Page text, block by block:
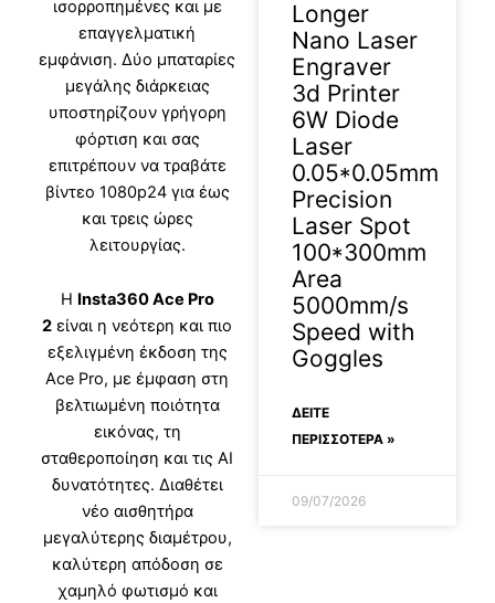
ισορροπημένες και με
επαγγελματική
εμφάνιση. Δύο μπαταρίες
μεγάλης διάρκειας
υποστηρίζουν γρήγορη
φόρτιση και σας
επιτρέπουν να τραβάτε
βίντεο 1080p24 για έως
και τρεις ώρες
λειτουργίας.
Η Insta360 Ace Pro
2 είναι η νεότερη και πιο
εξελιγμένη έκδοση της
Ace Pro, με έμφαση στη
βελτιωμένη ποιότητα
εικόνας, τη
σταθεροποίηση και τις AI
δυνατότητες. Διαθέτει
νέο αισθητήρα
μεγαλύτερης διαμέτρου,
καλύτερη απόδοση σε
χαμηλό φωτισμό και
Longer
Nano Laser
Engraver
3d Printer
6W Diode
Laser
0.05*0.05mm
Precision
Laser Spot
100*300mm
Area
5000mm/s
Speed with
Goggles
ΔΕΊΤΕ
ΠΕΡΙΣΣΟΤΕΡΑ »
09/07/2026